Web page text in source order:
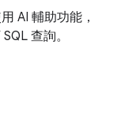
AI 輔助功能，
查詢。